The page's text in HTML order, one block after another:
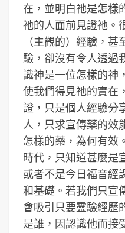
在，並明白祂是怎樣
祂的人面前見證祂。
（主觀的）經驗，
驗，卻沒有令人透過
識神是一位怎樣的神
使我們得見祂的實在
證，只是個人經驗分
人，只求宣傳藥的效
怎樣的藥，為何有效
時代，只知道甚麼是
或者不是今日福音經
和基礎。若我們只宣
會吸引只要靈驗經歷
是誰，因認識他而接